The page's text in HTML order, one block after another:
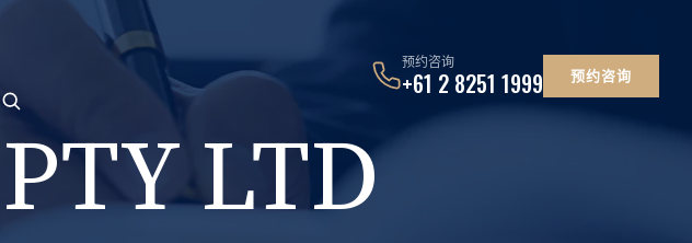
预约咨询
+61 2 8251 1999 预约咨询
LTD